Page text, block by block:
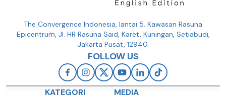
The Convergence Indonesia, lantai 5. Kawasan Rasuna
Epicentrum, Jl. HR Rasuna Said, Karet, Kuningan, Setiabudi,
Jakarta Pusat, 12940.
FOLLOW US
KATEGORI MEDIA